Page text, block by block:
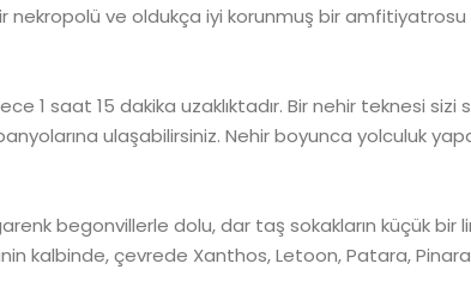
nekropolü ve oldukça iyi korunmuş bir
1 saat 15 dakika uzaklıktadır. Bir nehir teknesi
ulaşabilirsiniz. Nehir boyunca yolculuk
begonvillerle dolu, dar taş sokakların küçük
kalbinde, çevrede Xanthos, Letoon, Patara,